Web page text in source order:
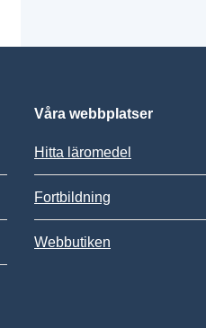
Våra webbplatser
Hitta läromedel
Fortbildning
Webbutiken